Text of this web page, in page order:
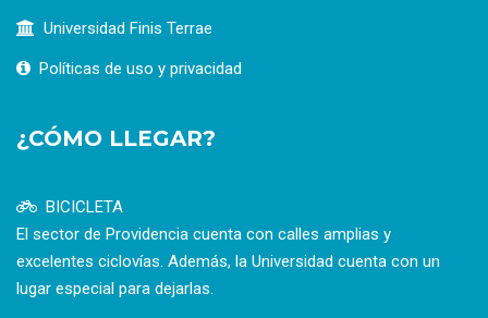
Universidad Finis Terrae
Políticas de uso y privacidad
¿CÓMO LLEGAR?
BICICLETA
El sector de Providencia cuenta con calles amplias y
excelentes ciclovías. Además, la Universidad cuenta con un
lugar especial para dejarlas.